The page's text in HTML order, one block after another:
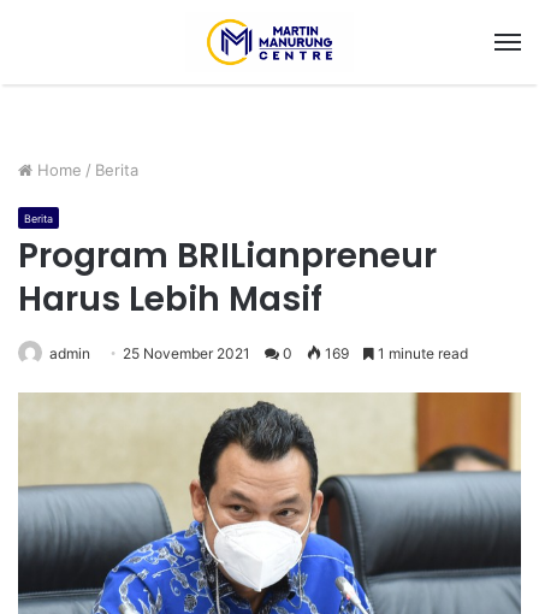
Home / Berita
Berita
Program BRILianpreneur
Harus Lebih Masif
admin 25 November 2021 0 169 1 minute read